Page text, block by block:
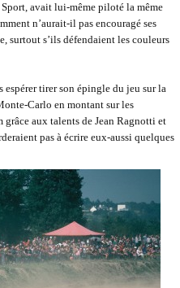
avait lui-même piloté la même
n’aurait-il pas encouragé ses
surtout s’ils défendaient les couleurs
espérer tirer son épingle du jeu sur la
Carlo en montant sur les
aux talents de Jean Ragnotti et
pas à écrire eux-aussi quelques